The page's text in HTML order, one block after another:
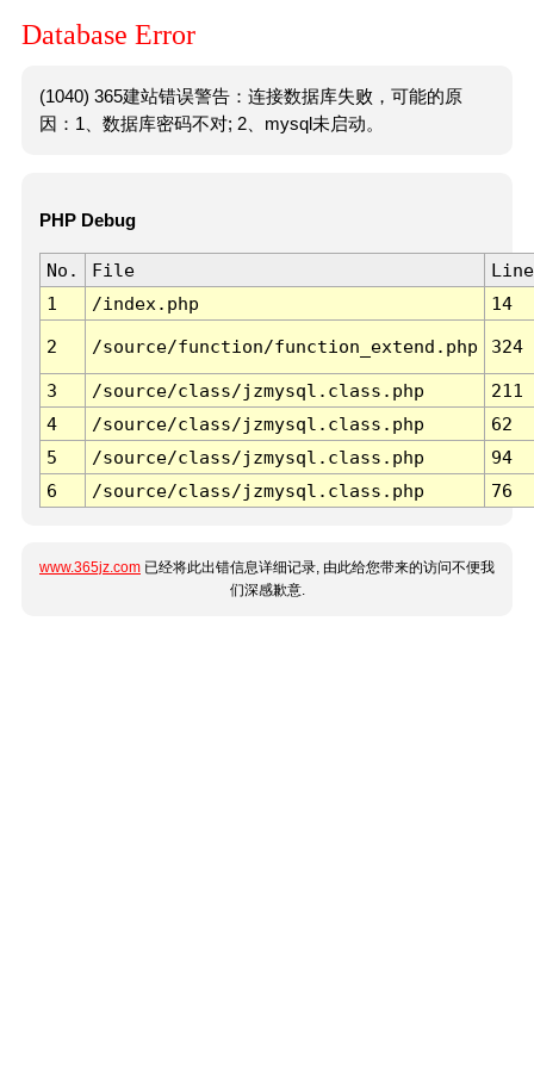
Database Error
(1040) 365建站错误警告：连接数据库失败，可能的原
因：1、数据库密码不对; 2、mysql未启动。
PHP Debug
No. File
Line
1
/index.php 14
2 /source/function/function_extend.php 324
3 /source/class/jzmysql.class.php
211
4
/source/class/jzmysql.class.php
62
5
/source/class/jzmysql.class.php
94
6
/source/class/jzmysql.class.php 76
www.365jz.com 已经将此出错信息详细记录, 由此给您带来的访问不便我
们深感歉意.